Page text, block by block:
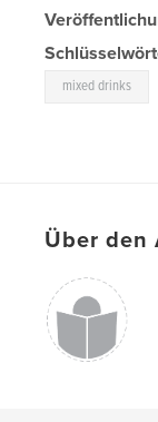
mixed drinks
Über den